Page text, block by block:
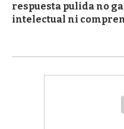
respuesta pulida no
intelectual ni